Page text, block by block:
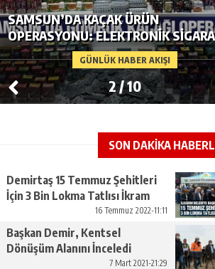
GÜNLÜK HABER AKIŞI
SAMSUN’DA UYUŞTURUCU
OPERASYONU: 4 ŞÜPHELIYE ADLI
3/10
SON DAKİKA
Demirtaş 15 Temmuz Şehitleri
İçin 3 Bin Lokma Tatlısı İkram
16 Temmuz 2022-11:11
Başkan Demir, Kentsel
Dönüşüm Alanını İnceledi
7 Mart 2021-21:29